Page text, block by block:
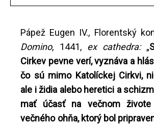
Pápež Eugen IV., Florentský
Domino, 1441, ex cathedra:„
Cirkev pevne verí, vyznáva a
čo sú mimo Katolíckej Cirkvi,
ale i židia alebo heretici a
mať účasť na večnom
večného ohňa, ktorý bol